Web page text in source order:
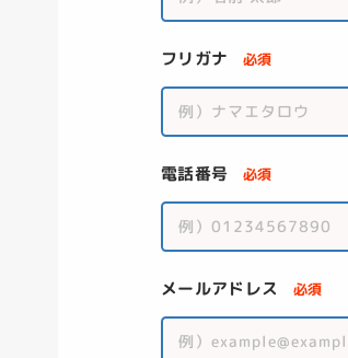
フリガナ 必須
電話番号 必須
メールアドレス 必須